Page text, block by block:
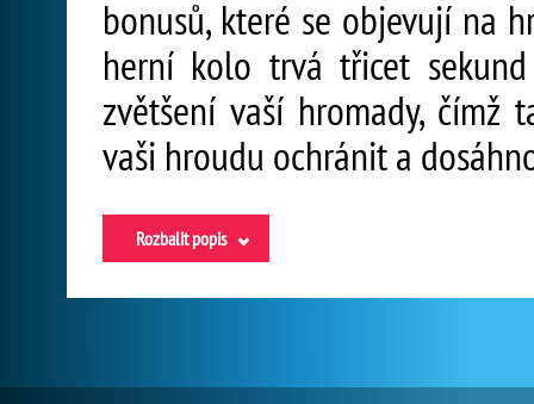
bonusů, které se objevují na
herní kolo trvá třicet
zvětšení vaší hromady, čímž
vaši hroudu ochránit a
Rozbalit popis